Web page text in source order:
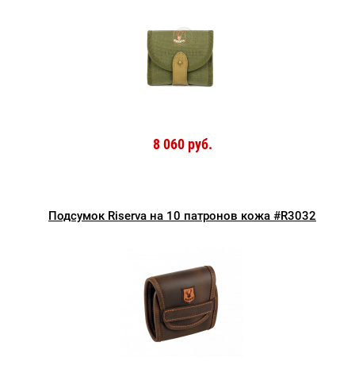
8 060 руб.
Подсумок Riserva на 10 патронов кожа #R3032